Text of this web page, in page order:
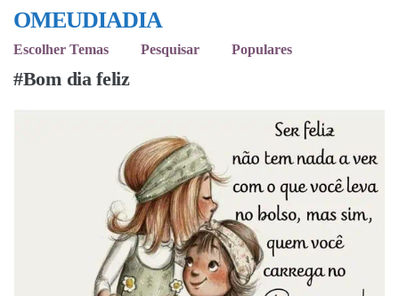
OMEUDIADIA
Escolher Temas Pesquisar Populares
#Bom dia feliz